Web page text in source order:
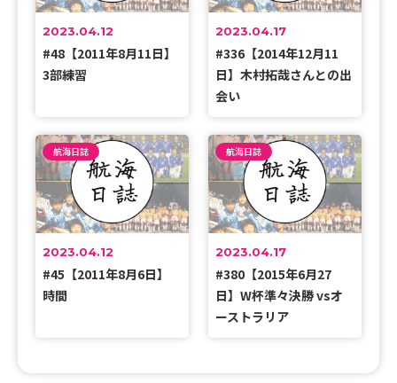
2023.04.12
#48【2011年8月11日】
3部練習
2023.04.17
#336【2014年12月11
日】木村拓哉さんとの出
会い
航海日誌
2023.04.12
#45【2011年8月6日】
時間
航海日誌
2023.04.17
#380【2015年6月27
日】W杯準々決勝 vsオ
ーストラリア